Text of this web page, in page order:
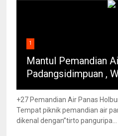
1
Mantul Pemandian
Padangsidimpuan ,
+27 Pemandian Air Panas
Tempat piknik pemandian air
dikenal dengan”tirto panguripa...